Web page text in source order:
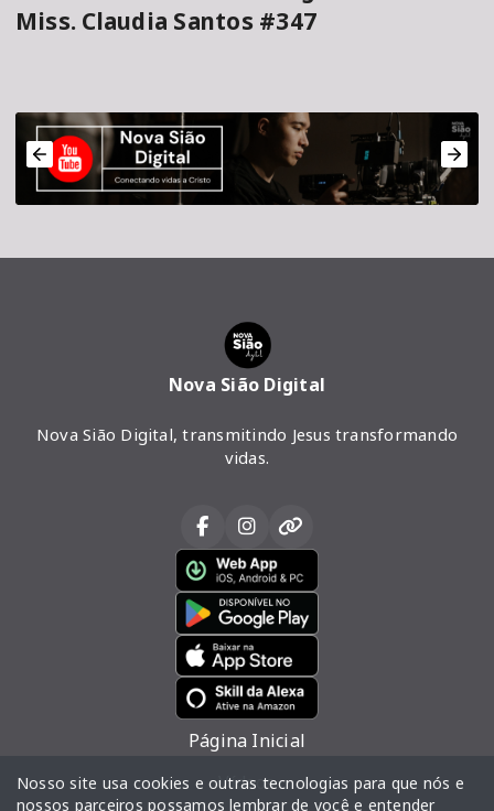
Miss. Claudia Santos #347
Nova Sião Digital
Nova Sião Digital, transmitindo Jesus transformando
vidas.
Página Inicial
Vídeos
Nosso site usa cookies e outras tecnologias para que nós e
nossos parceiros possamos lembrar de você e entender